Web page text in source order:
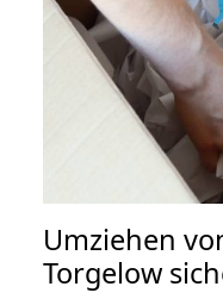
Umziehen
Torgelow